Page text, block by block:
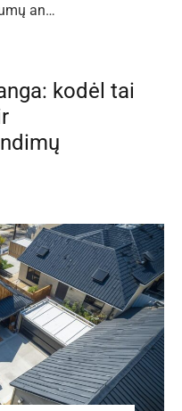
an…
kodėl tai